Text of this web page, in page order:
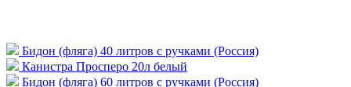
Бидон (фляга) 40 литров с ручками (Россия)
Канистра Просперо 20л белый
Бидон (фляга) 60 литров с ручками (Россия)